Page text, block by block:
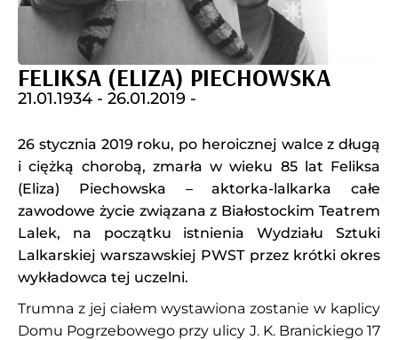
FELIKSA (ELIZA) PIECHOWSKA
21.01.1934 - 26.01.2019 -
26 stycznia 2019 roku, po heroicznej walce z długą
i ciężką chorobą, zmarła w wieku 85 lat Feliksa
(Eliza) Piechowska – aktorka-lalkarka całe
zawodowe życie związana z Białostockim Teatrem
Lalek, na początku istnienia Wydziału Sztuki
Lalkarskiej warszawskiej PWST przez krótki okres
wykładowca tej uczelni.
Trumna z jej ciałem wystawiona zostanie w kaplicy
Domu Pogrzebowego przy ulicy J. K. Branickiego 17